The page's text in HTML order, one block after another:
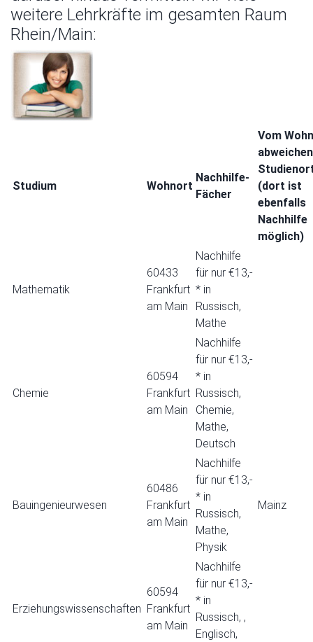
weitere Lehrkräfte im gesamten Raum
Rhein/Main:
Studium Wohnort
Nachhilfe-
Fächer
Vom
(dort ist
ebenfalls
Nachhilfe
möglich)
Mathematik
60433
Frankfurt
am Main
Nachhilfe
für nur €13,-
* in
Russisch,
Mathe
Chemie
60594
Frankfurt
am Main
Nachhilfe
für nur €13,-
* in
Russisch,
Chemie,
Mathe,
Deutsch
Bauingenieurwesen
60486
Frankfurt
am Main
Nachhilfe
für nur €13,-
* in
Russisch,
Mathe,
Physik
Mainz
Erziehungswissenschaften
60594
Frankfurt
am Main
Nachhilfe
für nur €13,-
* in
Russisch, ,
Englisch,